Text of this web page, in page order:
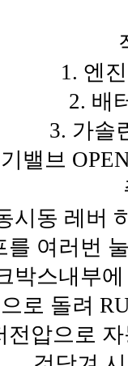
1. 엔
2. 배
3. 가솔
밸브
시동 레버
를 여러번
박스내부
로 돌려
전압으로